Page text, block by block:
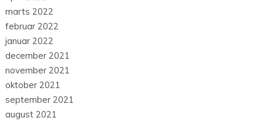
marts 2022
februar 2022
januar 2022
december 2021
november 2021
oktober 2021
september 2021
august 2021